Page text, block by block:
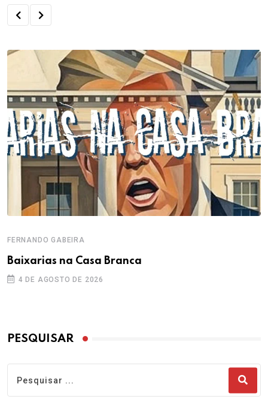
FERNANDO GABEIRA
Baixarias na Casa Branca
4 DE AGOSTO DE 2026
PESQUISAR